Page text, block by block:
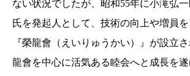
ない状況でしたが、昭和55年に小滝弘
氏を発起人として、技術の向上や増員
『榮龍會（えいりゅうかい）』が設立
龍會を中心に活気ある睦会へと成長を